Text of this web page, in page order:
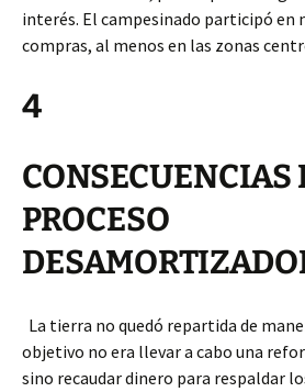
interés. El campesinado participó en
compras, al menos en las zonas
4
CONSECUENCIAS
PROCESO
La tierra no quedó repartida de
objetivo no era llevar a cabo una
sino recaudar dinero para respaldar